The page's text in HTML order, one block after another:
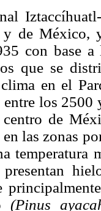
y de México,
con base
que se
en el
los 2500
de
las zonas
temperatura
(Pinus